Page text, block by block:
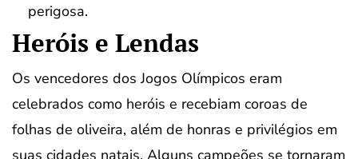
perigosa.
Heróis e Lendas
Os vencedores dos Jogos Olímpicos eram
celebrados como heróis e recebiam coroas de
folhas de oliveira, além de honras e privilégios em
suas cidades natais. Alguns campeões se tornaram